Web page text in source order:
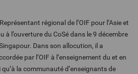
régional de l’OIF pour l’Asie et
à l’ouverture du CoSé dans le 9 décembre
Dans son allocution, il a
par l’OIF à l’enseignement du et en
la communauté d’enseignants de